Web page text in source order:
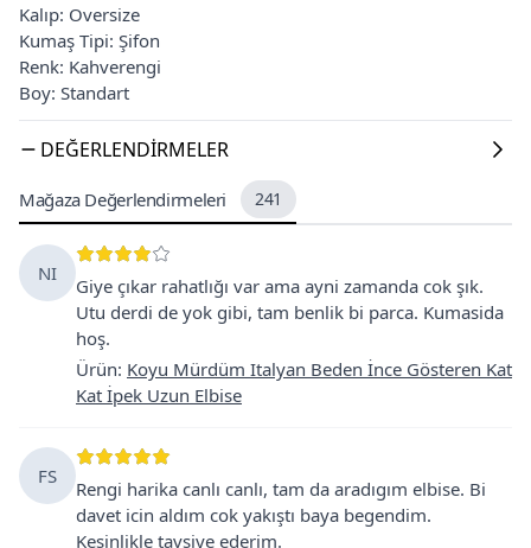
Kalıp: Oversize
Kumaş Tipi: Şifon
Renk: Kahverengi
Boy: Standart
DEĞERLENDIRMELER
Mağaza Değerlendirmeleri 241
NI
Giye çıkar rahatlığı var ama ayni zamanda cok şık.
Utu derdi de yok gibi, tam benlik bi parca. Kumasida
hoş.
Ürün: Koyu Mürdüm Italyan Beden İnce Gösteren Kat
Kat İpek Uzun Elbise
FS
Rengi harika canlı canlı, tam da aradıgım elbise. Bi
davet icin aldım cok yakıştı baya begendim.
Kesinlikle tavsiye ederim.